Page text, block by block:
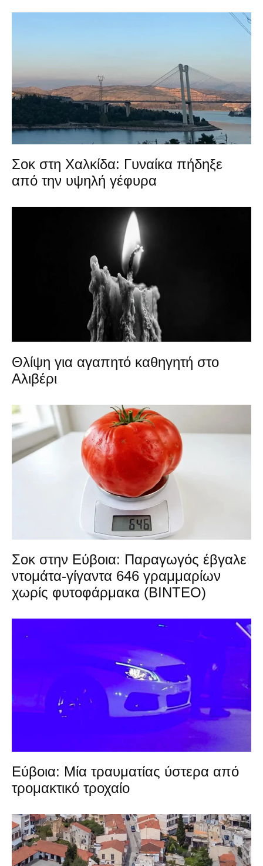
Σοκ στη Χαλκίδα: Γυναίκα πήδηξε
από την υψηλή γέφυρα
Θλίψη για αγαπητό καθηγητή στο
Αλιβέρι
Σοκ στην Εύβοια: Παραγωγός έβγαλε
ντομάτα-γίγαντα 646 γραμμαρίων
χωρίς φυτοφάρμακα (ΒΙΝΤΕΟ)
Εύβοια: Μία τραυματίας ύστερα από
τρομακτικό τροχαίο